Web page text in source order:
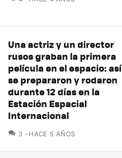
Una actriz y un director
rusos graban la primera
película en el espacio: así
se prepararon y rodaron
durante 12 días en la
Estación Espacial
Internacional
3 COMENTARIOS
HACE 5 AÑOS